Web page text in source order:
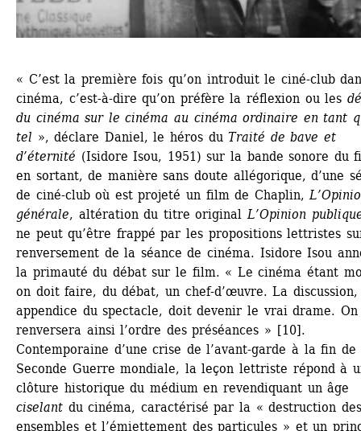
« C’est la première fois qu’on introduit le ciné-club
cinéma, c’est-à-dire qu’on préfère la réflexion ou les
du cinéma sur le cinéma au cinéma ordinaire en tant
tel », déclare Daniel, le héros du Traité de bave et
d’éternité (Isidore Isou, 1951) sur la bande sonore du
en sortant, de manière sans doute allégorique, d’une
de ciné-club où est projeté un film de Chaplin,
générale, altération du titre original L’Opinion
ne peut qu’être frappé par les propositions lettristes
renversement de la séance de cinéma. Isidore Isou
la primauté du débat sur le film. « Le cinéma étant
on doit faire, du débat, un chef-d’œuvre. La discussion,
appendice du spectacle, doit devenir le vrai drame. On
renversera ainsi l’ordre des préséances » [10].
Contemporaine d’une crise de l’avant-garde à la fin de
Seconde Guerre mondiale, la leçon lettriste répond à
clôture historique du médium en revendiquant un âge
ciselant du cinéma, caractérisé par la « destruction des
ensembles et l’émiettement des particules » et un